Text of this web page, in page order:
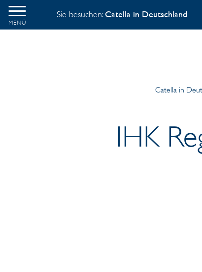
MENÜ
Sie besuchen:Catella in Deutschland
Catella in
IHK